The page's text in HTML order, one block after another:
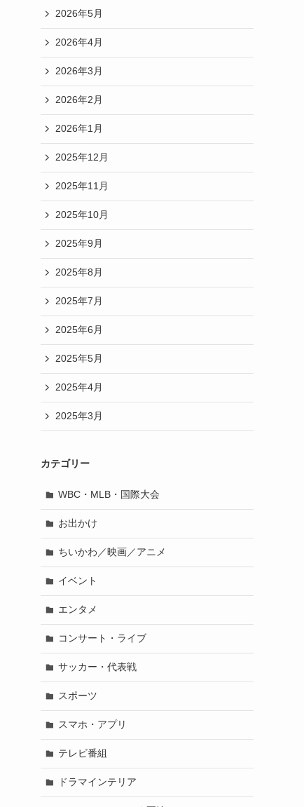
2026年5月
2026年4月
2026年3月
2026年2月
2026年1月
2025年12月
2025年11月
2025年10月
2025年9月
2025年8月
2025年7月
2025年6月
2025年5月
2025年4月
2025年3月
カテゴリー
WBC・MLB・国際大会
お出かけ
ちいかわ／映画／アニメ
イベント
エンタメ
コンサート・ライブ
サッカー・代表戦
スポーツ
スマホ・アプリ
テレビ番組
ドラマインテリア